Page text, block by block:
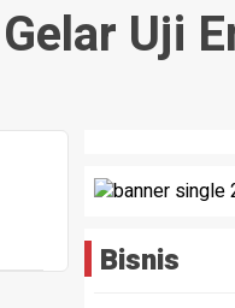
Uji
Bisnis